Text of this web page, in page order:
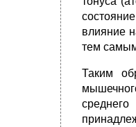
влияние
тем
Таким